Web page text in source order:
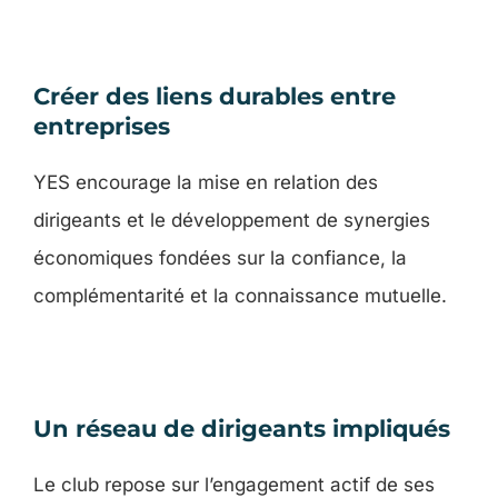
Créer des liens durables entre
entreprises
YES encourage la mise en relation des
dirigeants et le développement de synergies
économiques fondées sur la confiance, la
complémentarité et la connaissance mutuelle.
Un réseau de dirigeants impliqués
Le club repose sur l’engagement actif de ses